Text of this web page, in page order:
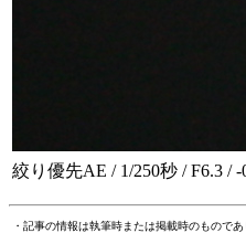
絞り優先AE / 1/250秒 / F6.3 /
・記事の情報は執筆時または掲載時のもので